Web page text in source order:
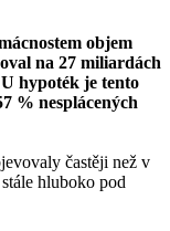
objem
na 27 miliardách
hypoték je tento
% nesplácených
častěji než v
hluboko pod